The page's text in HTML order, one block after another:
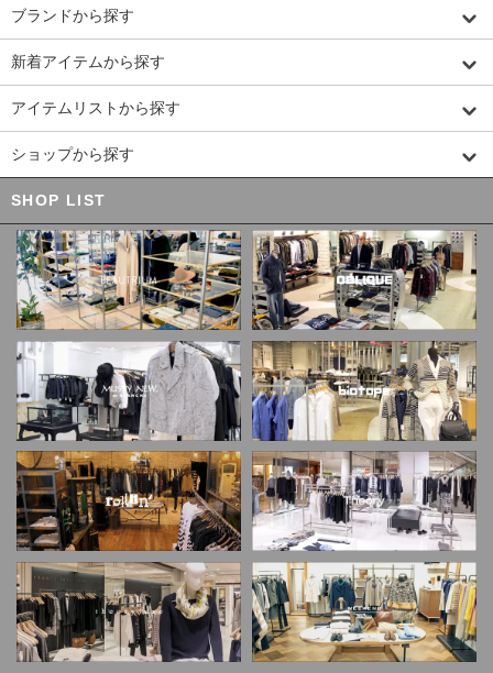
ブランドから探す
新着アイテムから探す
アイテムリストから探す
ショップから探す
SHOP LIST